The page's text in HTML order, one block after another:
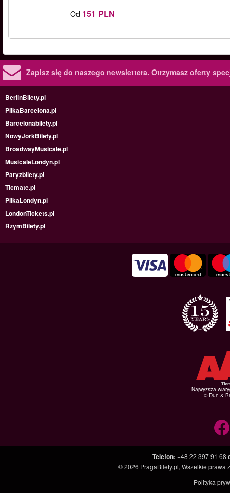
Od 151 PLN
Zapisz się do naszego newslettera. Otrzymasz oferty
BerlinBilety.pl
PilkaBarcelona.pl
Barcelonabilety.pl
NowyJorkBilety.pl
BroadwayMusicale.pl
MusicaleLondyn.pl
Paryzbilety.pl
Ticmate.pl
PilkaLondyn.pl
LondonTickets.pl
RzymBilety.pl
Najwyższa
© Dun &
Telefon: +48 22 397 91 68
© 2026 PragaBilety.pl, Wszelkie prawa
Polityka